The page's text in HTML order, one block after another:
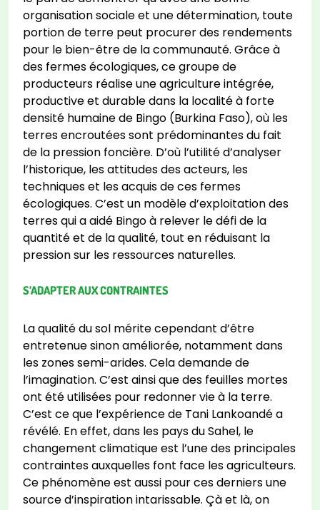
organisation sociale et une détermination, toute
portion de terre peut procurer des rendements
pour le bien-être de la communauté. Grâce à
des fermes écologiques, ce groupe de
producteurs réalise une agriculture intégrée,
productive et durable dans la localité à forte
densité humaine de Bingo (Burkina Faso), où les
terres encroutées sont prédominantes du fait
de la pression foncière. D’où l’utilité d’analyser
l’historique, les attitudes des acteurs, les
techniques et les acquis de ces fermes
écologiques. C’est un modèle d’exploitation des
terres qui a aidé Bingo à relever le défi de la
quantité et de la qualité, tout en réduisant la
pression sur les ressources naturelles.
S’ADAPTER AUX CONTRAINTES
La qualité du sol mérite cependant d’être
entretenue sinon améliorée, notamment dans
les zones semi-arides. Cela demande de
l’imagination. C’est ainsi que des feuilles mortes
ont été utilisées pour redonner vie à la terre.
C’est ce que l’expérience de Tani Lankoandé a
révélé. En effet, dans les pays du Sahel, le
changement climatique est l’une des principales
contraintes auxquelles font face les agriculteurs.
Ce phénomène est aussi pour ces derniers une
source d’inspiration intarissable. Çà et là, on